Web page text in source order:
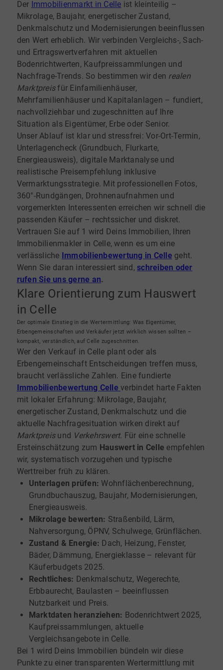
Der Immobilienmarkt in Celle ist kleinteilig –
Mikrolage, Baujahr, energetischer Zustand,
Denkmalschutz und Modernisierungen beeinflussen
den Wert erheblich. Wir verbinden Vergleichs-, Sach-
und Ertragswertverfahren mit aktuellen
Bodenrichtwerten, Kaufpreissammlungen und
Nachfrage-Trends. So bestimmen wir den realen
Marktpreisfür Einfamilienhäuser,
Mehrfamilienhäuser und Kapitalanlagen – fundiert,
nachvollziehbar und zugeschnitten auf Ihre
Situation als Eigentümer, Erbe oder Senior.
Unser Ablauf ist klar und stressfrei: Vor-Ort-Termin,
Unterlagencheck (Grundbuch, Flurkarte,
Energieausweis), digitale Marktanalyse und
realistische Preisempfehlung inklusive
Vermarktungsstrategie. Mit professionellen Fotos,
360°-Rundgängen, Drohnenaufnahmen und
vorgemerkten Interessenten erreichen wir schnell die
passenden Käufer – rechtssicher und diskret.
Vertrauen Sie auf 1 wird Deins Immobilien, Ihren
Immobilienmakler in Celle, wenn es um eine
verlässliche Immobilienbewertung in Celle geht.
Wenn Sie daran interessiert sind,schreiben oder
rufen Sie uns gerne an.
Klare Orientierung zum Hauswert
in Celle
Der optimale Einstieg in die Wertermittlung: Was Eigentümer,
Erbengemeinschaften und Verkäufer jetzt wirklich wissen sollten –
kompakt, verständlich, auf Celle zugeschnitten.
Wer den Verkauf in Celle plant oder als
Erbengemeinschaft Entscheidungen treffen muss,
braucht verlässliche Zahlen. Eine fundierte
Immobilienbewertung Celleverbindet harte Fakten
mit lokaler Erfahrung: Mikrolage, Baujahr,
energetischer Zustand, Denkmalschutz und die
aktuelle Nachfragesituation wirken direkt auf
Marktpreisund Verkehrswert. Für eine schnelle
Ersteinschätzung zum Hauswert in Celle empfehlen
wir, systematisch vorzugehen und typische
Werttreiber früh zu klären.
Unterlagen prüfen: Wohnflächenberechnung,
Grundbuchauszug, Baujahr, Modernisierungen,
Energieausweis.
Mikrolage bewerten: Straßenbild, Lärm,
Nahversorgung, ÖPNV, Schulwege, Grünflächen.
Zustand & Energie: Dach, Heizung, Fenster,
Bäder, Dämmung, Energieklasse – relevant für
Käuferbudgets 2025.
Rechtliches: Denkmalschutz, Wegerechte,
Erbbaurecht, Baulasten – beeinflussen
Nutzbarkeit und Preis.
Marktdaten heranziehen: Bodenrichtwert 2025,
Kaufpreissammlungen, aktuelle
Vergleichsangebote in Celle.
Bei 1 wird Deins Immobilien bündeln wir diese
Punkte zu einer transparenten Wertermittlung mit